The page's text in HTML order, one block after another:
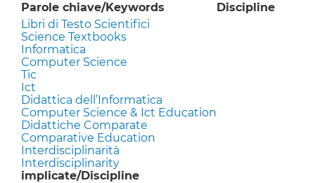
Parole chiave/Keywords
Libri di Testo Scientifici
Science Textbooks
Informatica
Computer Science
Tic
Ict
Didattica dell’Informatica
Computer Science & Ict Education
Didattiche Comparate
Comparative Education
Interdisciplinarità
Interdisciplinarity
Discipline
implicate/Discipline